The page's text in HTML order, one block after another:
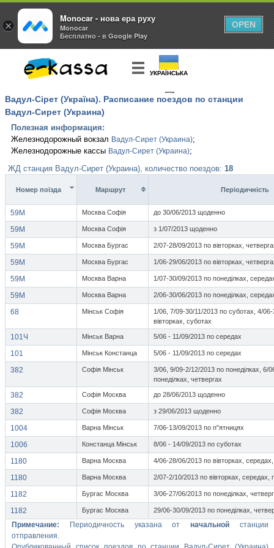
УКРАЇНСЬКА
Вадул-Сірет (Україна). Расписание поездов по станции
Вадул-Сирет (Украина)
Полезная информация:
Железнодорожный вокзал Вадул-Сирет (Украина);
Железнодорожные кассы Вадул-Сирет (Украина);
ЖД станция Вадул-Сирет (Украина), количество поездов: 18
Номер поїзда Маршрут Перiодичнiсть
59М Москва Софія до 30/06/2013 щоденно
59М Москва Софія з 1/07/2013 щоденно
59М Москва Бургас 2/07-28/09/2013 по вівторках,
59М Москва Бургас 1/06-29/06/2013 по вівторках,
59М Москва Варна 1/07-30/09/2013 по понеділках,
59М Москва Варна 2/06-30/06/2013 по понеділках,
68 Мінськ Софія
1/06, 7/09-30/11/2013 по суботах, 4/
вівторках, суботах
101Ч Мінськ Варна 5/06 - 11/09/2013 по середах
101 Мінськ Констанца 5/06 - 11/09/2013 по середах
382 Софія Мінськ
3/06, 9/09-2/12/2013 по понеділках, 6/
понеділках, четвергах
382 Софія Москва до 28/06/2013 щоденно
382 Софія Москва з 29/06/2013 щоденно
1004 Варна Мінськ 7/06-13/09/2013 по п"ятницях
1006 Констанца Мінськ 8/06 - 14/09/2013 по суботах
1180 Варна Москва 4/06-28/06/2013 по вівторках,
1180 Варна Москва 2/07-2/10/2013 по вівторках, середах,
1182 Бургас Москва 3/06-27/06/2013 по понеділках,
1182 Бургас Москва 29/06-30/09/2013 по понеділках,
Примечание: Периодичность указана отначальной станции
отправления.
×
Monocar - нова ера руху
Monocar
Бесплатно - в Google Play
OPEN